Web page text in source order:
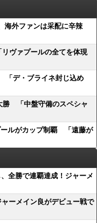
海外ファンは采配に辛辣
ヴァプールの全てを体現
「デ・ブライネ封じ込め
勝 「中盤守備のスペシャ
ールがカップ制覇 「遠藤が
全勝で連覇達成！ジャーメ
ーメイン良がデビュー戦で